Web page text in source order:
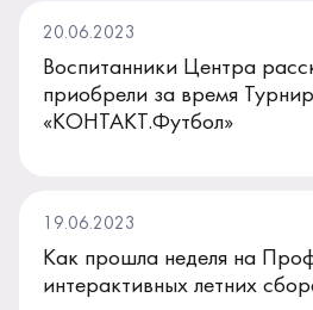
20.06.2023
Воспитанники Центра
приобрели за время
«КОНТАКТ.Футбол»
19.06.2023
Как прошла неделя на
интерактивных летних